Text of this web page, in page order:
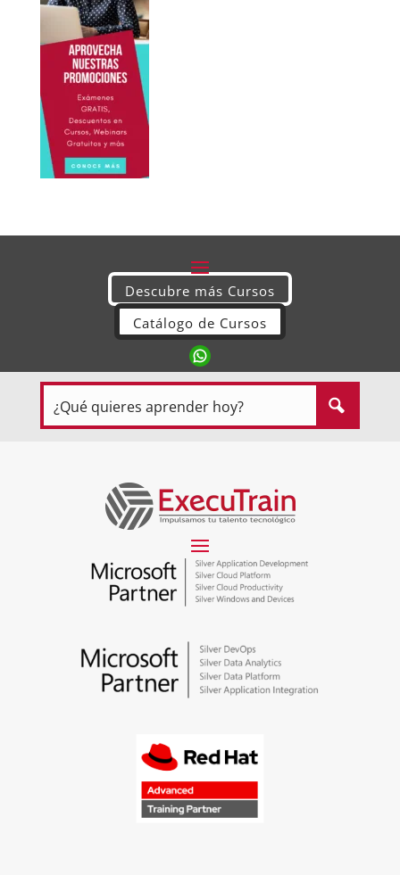
Descubre más Cursos
Catálogo de Cursos